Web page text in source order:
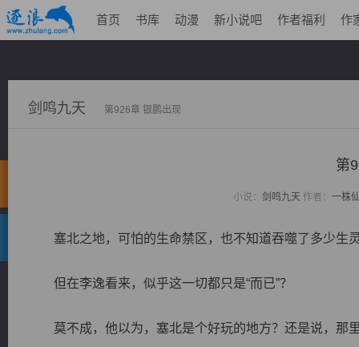
首页 书库 动漫 新小说吧 作者福利 作
剑鸣九天 第926章 银鹏出现
第
小说： 剑鸣九天 作者： 一株
塞北之地，可怕的生命禁区，也不知道吞噬了多少生
但在李逸看来，似乎这一切都只是“而已”？
莫不成，他以为，塞北是个好玩的地方？还是说，那